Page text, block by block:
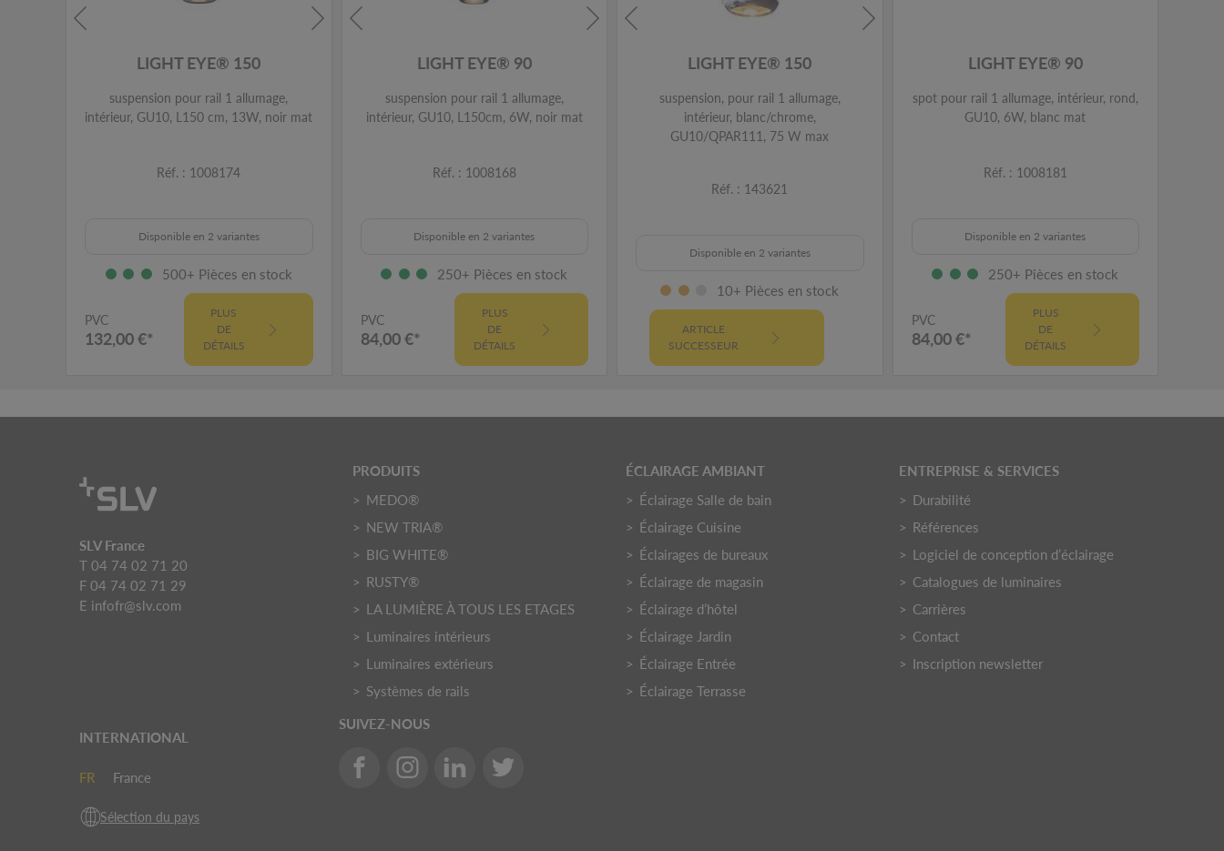
LIGHT EYE® 150
suspension pour rail 1 allumage,
intérieur, GU10, L150 cm, 13W, noir mat
Réf. : 1008174
Disponible en 2 variantes
500+ Pièces en stock
PVC
132,00 €*
PLUS
DE
DÉTAILS
LIGHT EYE® 90
suspension pour rail 1 allumage,
intérieur, GU10, L150cm, 6W, noir mat
Réf. : 1008168
Disponible en 2 variantes
250+ Pièces en stock
PVC
84,00 €*
PLUS
DE
DÉTAILS
LIGHT EYE® 150
suspension, pour rail 1 allumage,
intérieur, blanc/chrome,
GU10/QPAR111, 75 W max
Réf. : 143621
Disponible en 2 variantes
10+ Pièces en stock
ARTICLE
SUCCESSEUR
LIGHT EYE® 90
spot pour rail 1 allumage, intérieur, rond,
GU10, 6W, blanc mat
Réf. : 1008181
Disponible en 2 variantes
250+ Pièces en stock
PVC
84,00 €*
PLUS
DE
DÉTAILS
SLV France
T 04 74 02 71 20
F 04 74 02 71 29
E infofr@slv.com
PRODUITS
MEDO®
NEW TRIA®
BIG WHITE®
RUSTY®
LA LUMIÈRE À TOUS LES ETAGES
Luminaires intérieurs
Luminaires extérieurs
Systèmes de rails
ÉCLAIRAGE AMBIANT
Éclairage Salle de bain
Éclairage Cuisine
Éclairages de bureaux
Éclairage de magasin
Éclairage d’hôtel
Éclairage Jardin
Éclairage Entrée
Éclairage Terrasse
ENTREPRISE & SERVICES
Durabilité
Références
Logiciel de conception d’éclairage
Catalogues de luminaires
Carrières
Contact
Inscription newsletter
INTERNATIONAL
FR France
Sélection du pays
SUIVEZ-NOUS